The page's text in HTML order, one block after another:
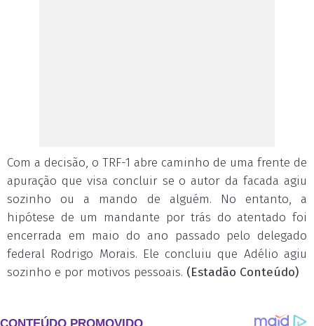
Com a decisão, o TRF-1 abre caminho de uma frente de
apuração que visa concluir se o autor da facada agiu
sozinho ou a mando de alguém. No entanto, a
hipótese de um mandante por trás do atentado foi
encerrada em maio do ano passado pelo delegado
federal Rodrigo Morais. Ele concluiu que Adélio agiu
sozinho e por motivos pessoais. (Estadão Conteúdo)